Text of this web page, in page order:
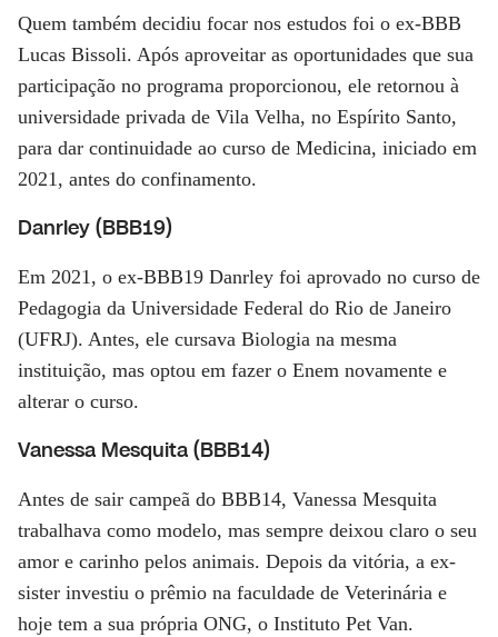
Quem também decidiu focar nos estudos foi o ex-BBB
Lucas Bissoli. Após aproveitar as oportunidades que sua
participação no programa proporcionou, ele retornou à
universidade privada de Vila Velha, no Espírito Santo,
para dar continuidade ao curso de Medicina, iniciado em
2021, antes do confinamento.
Danrley (BBB19)
Em 2021, o ex-BBB19 Danrley foi aprovado no curso de
Pedagogia da Universidade Federal do Rio de Janeiro
(UFRJ). Antes, ele cursava Biologia na mesma
instituição, mas optou em fazer o Enem novamente e
alterar o curso.
Vanessa Mesquita (BBB14)
Antes de sair campeã do BBB14, Vanessa Mesquita
trabalhava como modelo, mas sempre deixou claro o seu
amor e carinho pelos animais. Depois da vitória, a ex-
sister investiu o prêmio na faculdade de Veterinária e
hoje tem a sua própria ONG, o Instituto Pet Van.